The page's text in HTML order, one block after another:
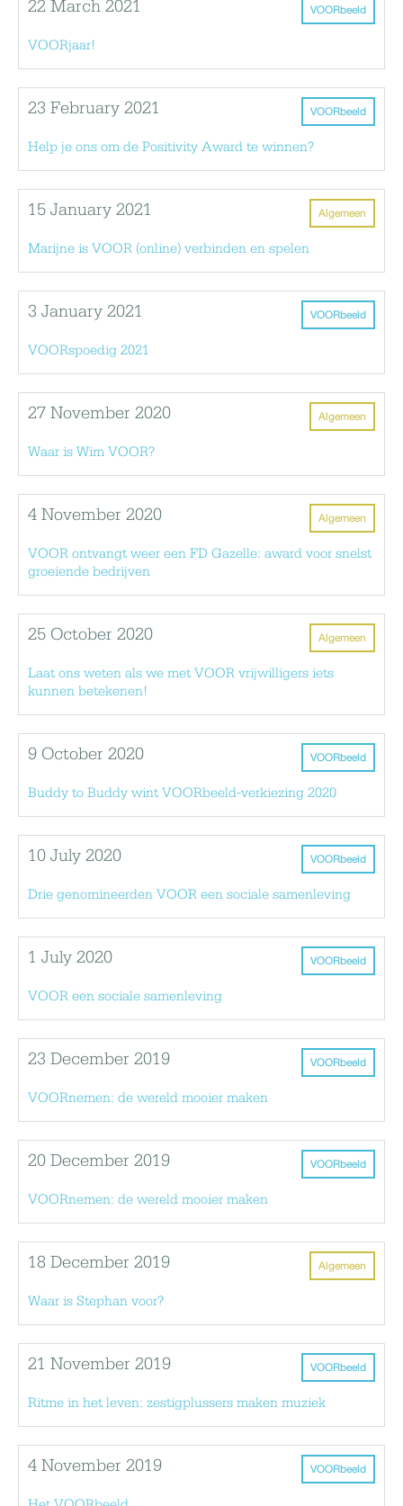
VOORbeeld
22 March 2021
VOORjaar!
VOORbeeld
23 February 2021
Help je ons om de Positivity Award te winnen?
Algemeen
15 January 2021
Marijne is VOOR (online) verbinden en spelen
VOORbeeld
3 January 2021
VOORspoedig 2021
Algemeen
27 November 2020
Waar is Wim VOOR?
Algemeen
4 November 2020
VOOR ontvangt weer een FD Gazelle: award voor snelst
groeiende bedrijven
Algemeen
25 October 2020
Laat ons weten als we met VOOR vrijwilligers iets
kunnen betekenen!
VOORbeeld
9 October 2020
Buddy to Buddy wint VOORbeeld-verkiezing 2020
VOORbeeld
10 July 2020
Drie genomineerden VOOR een sociale samenleving
VOORbeeld
1 July 2020
VOOR een sociale samenleving
VOORbeeld
23 December 2019
VOORnemen: de wereld mooier maken
VOORbeeld
20 December 2019
VOORnemen: de wereld mooier maken
Algemeen
18 December 2019
Waar is Stephan voor?
VOORbeeld
21 November 2019
Ritme in het leven: zestigplussers maken muziek
VOORbeeld
4 November 2019